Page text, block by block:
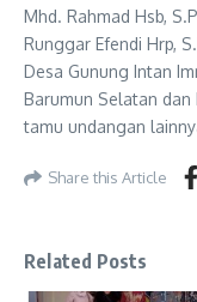
Mhd. Rahmad Hsb,
Runggar Efendi Hrp,
Desa Gunung Intan
Barumun Selatan dan
tamu undangan
Share this Article
Related Posts